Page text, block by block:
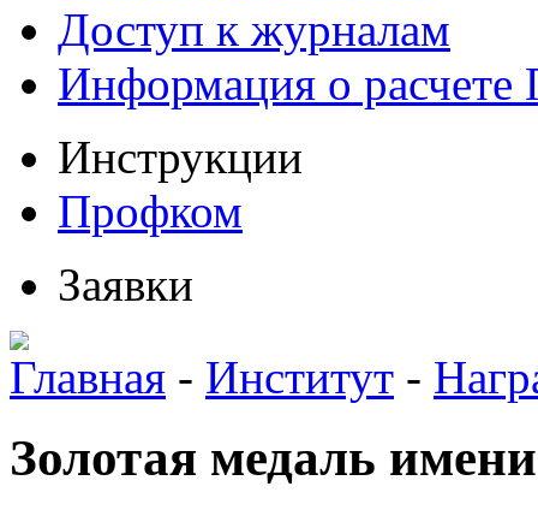
Доступ к журналам
Информация о
Инструкции
Профком
Заявки
Главная - Институт -
Золотая медаль